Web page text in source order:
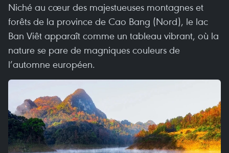
Niché au cœur des majestueuses montagnes et
forêts de la province de Cao Bang (Nord), le lac
Ban Viêt apparaît comme un tableau vibrant, où la
nature se pare de magniques couleurs de
l’automne européen.